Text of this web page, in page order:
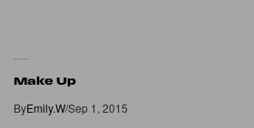
Make Up
ByEmily.W/Sep 1, 2015